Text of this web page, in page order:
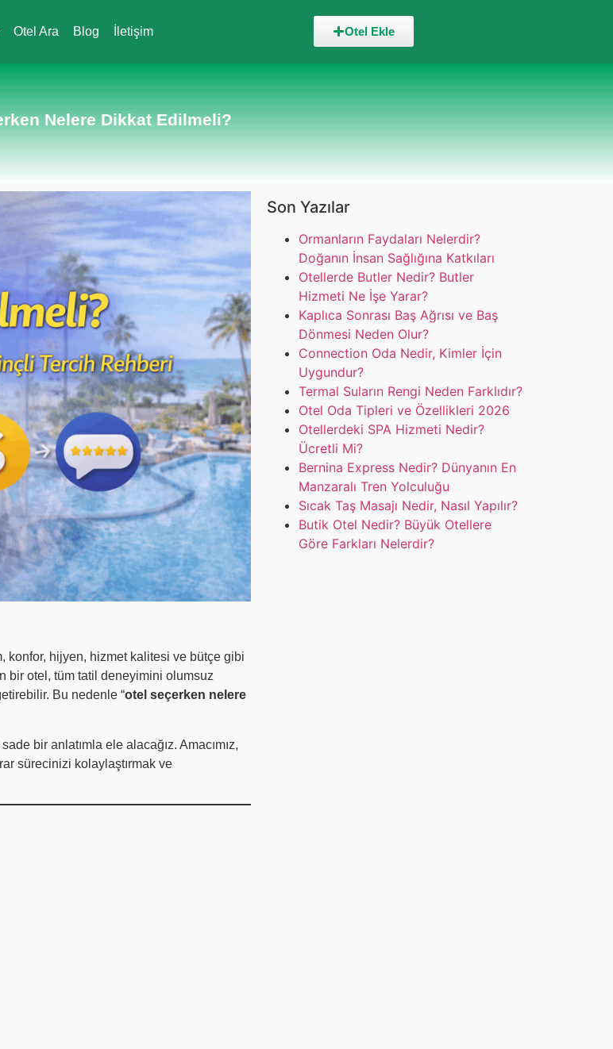
Otel Ara Blog İletişim Otel Ekle
Nelere Dikkat Edilmeli?
konfor, hijyen, hizmet kalitesi ve bütçe gibi
bir otel, tüm tatil deneyimini olumsuz
Bu nedenle “otel seçerken nelere
bir anlatımla ele alacağız. Amacımız,
sürecinizi kolaylaştırmak ve
Son Yazılar
Ormanların Faydaları Nelerdir?
Doğanın İnsan Sağlığına Katkıları
Otellerde Butler Nedir? Butler
Hizmeti Ne İşe Yarar?
Kaplıca Sonrası Baş Ağrısı ve Baş
Dönmesi Neden Olur?
Connection Oda Nedir, Kimler İçin
Uygundur?
Termal Suların Rengi Neden Farklıdır?
Otel Oda Tipleri ve Özellikleri 2026
Otellerdeki SPA Hizmeti Nedir?
Ücretli Mi?
Bernina Express Nedir? Dünyanın En
Manzaralı Tren Yolculuğu
Sıcak Taş Masajı Nedir, Nasıl Yapılır?
Butik Otel Nedir? Büyük Otellere
Göre Farkları Nelerdir?